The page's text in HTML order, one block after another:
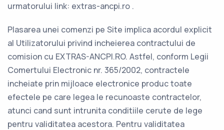
urmatorului link: extras-ancpi.ro .
Plasarea unei comenzi pe Site implica acordul explicit
al Utilizatorului privind incheierea contractului de
comision cu EXTRAS-ANCPI.RO. Astfel, conform Legii
Comertului Electronic nr. 365/2002, contractele
incheiate prin mijloace electronice produc toate
efectele pe care legea le recunoaste contractelor,
atunci cand sunt intrunita conditiile cerute de lege
pentru validitatea acestora. Pentru validitatea